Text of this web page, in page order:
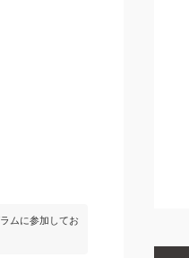
ムに参加してお